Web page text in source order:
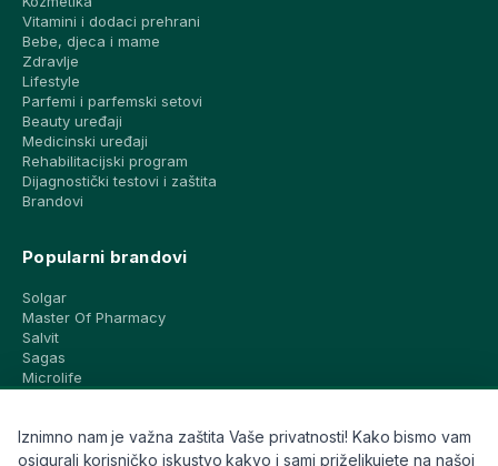
Vitamini i dodaci prehrani
Bebe, djeca i mame
Zdravlje
Lifestyle
Parfemi i parfemski setovi
Beauty uređaji
Medicinski uređaji
Rehabilitacijski program
Dijagnostički testovi i zaštita
Brandovi
Popularni brandovi
Solgar
Master Of Pharmacy
Salvit
Sagas
Microlife
CeraVe
Eucerin
Iznimno nam je važna zaštita Vaše privatnosti! Kako bismo vam
osigurali korisničko iskustvo kakvo i sami priželjkujete na našoj